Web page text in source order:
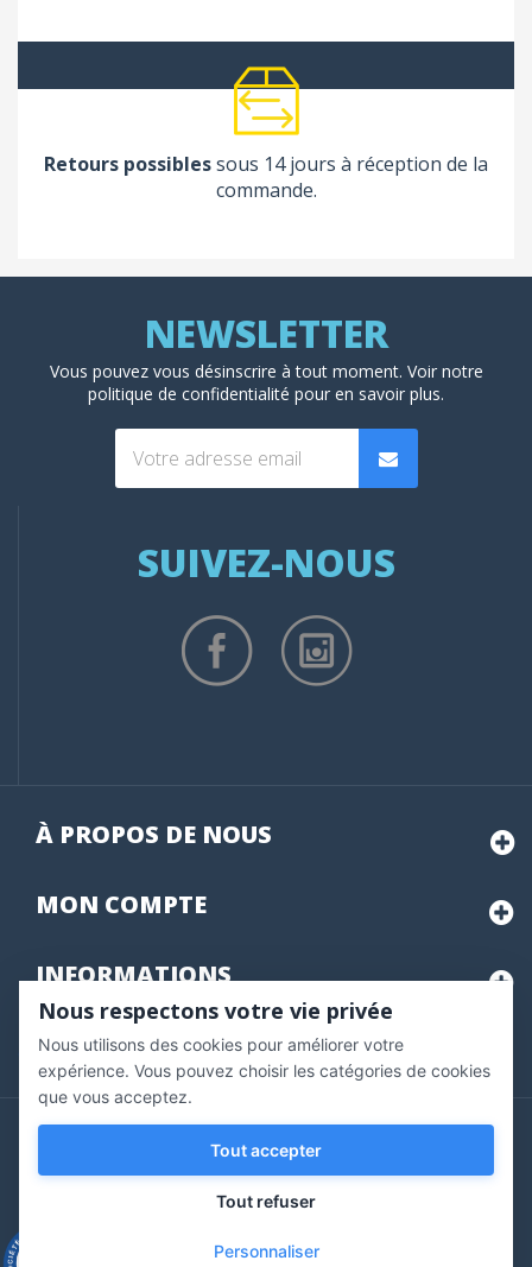
Retours possiblessous 14 jours à réception de la
commande.
Vous pouvez vous désinscrire à tout moment. Voir notre
politique de confidentialité pour en savoir plus.
SUIVEZ-NOUS
À PROPOS DE NOUS
MON COMPTE
INFORMATIONS
Marchand approuvé par la Société des Avis Garantis,
pour vérifier .
Copyright © 2020 Vernazobres Grego - tous droits
réservés.
Nous respectons votre vie privée
Nous utilisons des cookies pour améliorer votre
expérience. Vous pouvez choisir les catégories de cookies
que vous acceptez.
Tout accepter
Tout refuser
Personnaliser